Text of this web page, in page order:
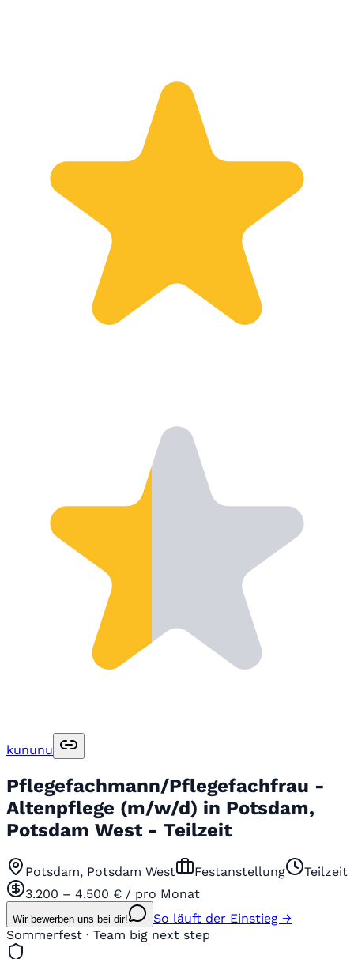
kununu
Pflegefachmann/Pflegefachfrau -
Altenpflege (m/w/d) in Potsdam,
Potsdam West - Teilzeit
Potsdam, Potsdam West Festanstellung
Teilzeit
3.200 – 4.500 € / pro Monat
Wir bewerben uns bei dir!
So läuft der Einstieg →
Sommerfest · Team big next step